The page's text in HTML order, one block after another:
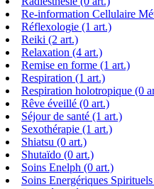
Re-information Cellulaire
Réflexologie (1 art.)
Reiki (2 art.)
Relaxation (4 art.)
Remise en forme (1 art.)
Respiration (1 art.)
Respiration holotropique (0
Rêve éveillé (0 art.)
Séjour de santé (1 art.)
Sexothérapie (1 art.)
Shiatsu (0 art.)
Shutaïdo (0 art.)
Soins Enelph (0 art.)
Soins Energériques